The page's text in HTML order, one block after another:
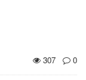
307
0